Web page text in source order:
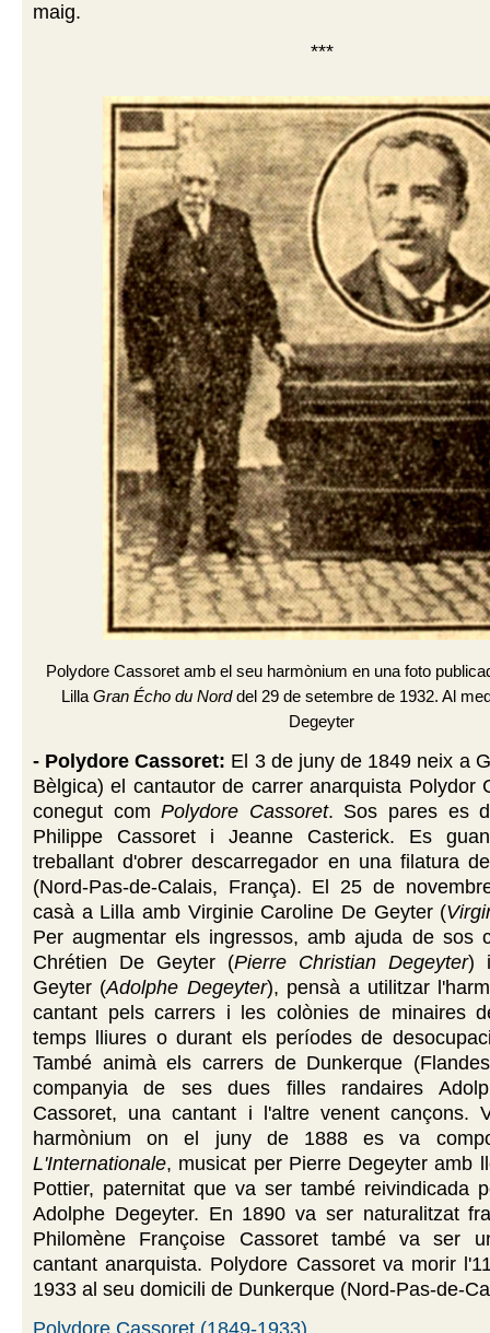
maig.
***
Polydore Cassoret amb el seu harmònium en una foto
LillaGran Écho du Norddel 29 de setembre de 1932. Al
Degeyter
- Polydore Cassoret: El 3 de juny de 1849 neix a
Bèlgica) el cantautor de carrer anarquista Polydor
conegut comPolydore Cassoret. Sos pares es
Philippe Cassoret i Jeanne Casterick. Es
treballant d'obrer descarregador en una filatura
(Nord-Pas-de-Calais, França). El 25 de
casà a Lilla amb Virginie Caroline De Geyter (
Per augmentar els ingressos, amb ajuda de sos
Chrétien De Geyter (Pierre Christian Degeyter)
Geyter (Adolphe Degeyter), pensà a utilitzar
cantant pels carrers i les colònies de minaires
temps lliures o durant els períodes de
També animà els carrers de Dunkerque
companyia de ses dues filles randaires
Cassoret, una cantant i l'altre venent cançons.
harmònium on el juny de 1888 es va
L'Internationale, musicat per Pierre Degeyter amb
Pottier, paternitat que va ser també reivindicada
Adolphe Degeyter. En 1890 va ser naturalitzat
Philomène Françoise Cassoret també va ser
cantant anarquista. Polydore Cassoret va morir
1933 al seu domicili de Dunkerque (Nord-Pas-de-
Polydore Cassoret (1849-1933)